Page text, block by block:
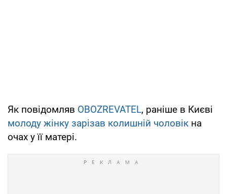
Як повідомляв OBOZREVATEL, раніше в Києві
молоду жінку зарізав колишній чоловік на
очах у її матері.